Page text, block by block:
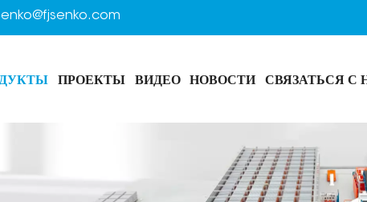
ПРОЕКТЫ ВИДЕО НОВОСТИ СВЯЗАТЬСЯ С